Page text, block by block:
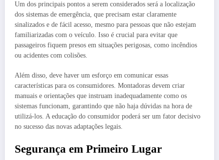
Um dos principais pontos a serem considerados será a localização
dos sistemas de emergência, que precisam estar claramente
sinalizados e de fácil acesso, mesmo para pessoas que não estejam
familiarizadas com o veículo. Isso é crucial para evitar que
passageiros fiquem presos em situações perigosas, como incêndios
ou acidentes com colisões.
Além disso, deve haver um esforço em comunicar essas
características para os consumidores. Montadoras devem criar
manuais e orientações que instruam inadequadamente como os
sistemas funcionam, garantindo que não haja dúvidas na hora de
utilizá-los. A educação do consumidor poderá ser um fator decisivo
no sucesso das novas adaptações legais.
Segurança em Primeiro Lugar